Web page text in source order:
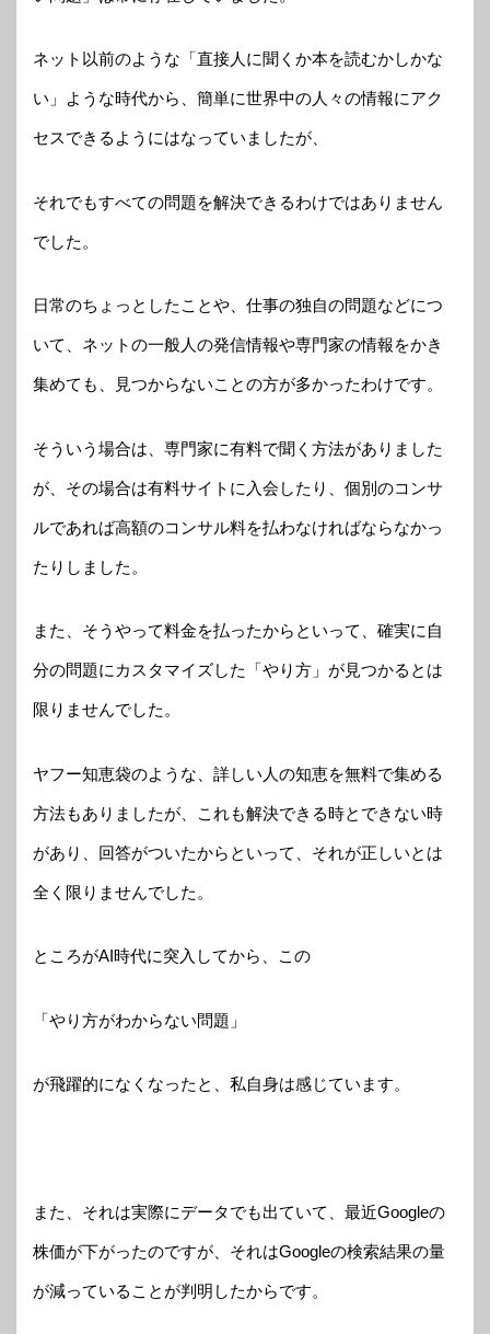
ネット以前のような「直接人に聞くか本を読むかしかな
い」ような時代から、簡単に世界中の人々の情報にアク
セスできるようにはなっていましたが、
それでもすべての問題を解決できるわけではありません
でした。
日常のちょっとしたことや、仕事の独自の問題などにつ
いて、ネットの一般人の発信情報や専門家の情報をかき
集めても、見つからないことの方が多かったわけです。
そういう場合は、専門家に有料で聞く方法がありました
が、その場合は有料サイトに入会したり、個別のコンサ
ルであれば高額のコンサル料を払わなければならなかっ
たりしました。
また、そうやって料金を払ったからといって、確実に自
分の問題にカスタマイズした「やり方」が見つかるとは
限りませんでした。
ヤフー知恵袋のような、詳しい人の知恵を無料で集める
方法もありましたが、これも解決できる時とできない時
があり、回答がついたからといって、それが正しいとは
全く限りませんでした。
ところがAI時代に突入してから、この
「やり方がわからない問題」
が飛躍的になくなったと、私自身は感じています。
また、それは実際にデータでも出ていて、最近Googleの
株価が下がったのですが、それはGoogleの検索結果の量
が減っていることが判明したからです。